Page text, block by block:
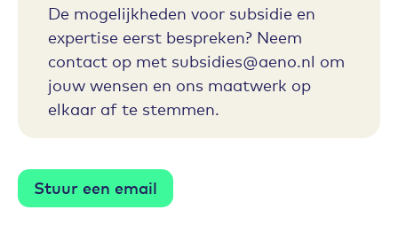
De mogelijkheden voor subsidie en
expertise eerst bespreken? Neem
contact op met subsidies@aeno.nl om
jouw wensen en ons maatwerk op
elkaar af te stemmen.
Stuur een email